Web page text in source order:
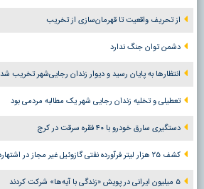
از تحریف واقعیت تا قهرمان‌سازی از تخریب
دشمن توان جنگ ندارد
انتظارها به پایان رسید و دیوار زندان رجایی‌شهر تخریب شد
تعطیلی و تخلیه زندان رجایی شهر یک مطالبه مردمی بود
دستگیری سارق خودرو با ۴۰ فقره سرقت در کرج
کشف ۲۵ هزار لیتر فرآورده نفتی گازوئیل غیر مجاز در اشتهارد
۵ میلیون ایرانی در پویش «زندگی با آیه‌ها» شرکت کردند